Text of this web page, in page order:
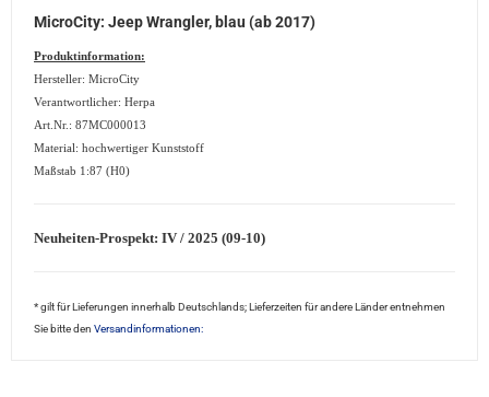
MicroCity: Jeep Wrangler, blau (ab 2017)
Produktinformation:
Hersteller: MicroCity
Verantwortlicher: Herpa
Art.Nr.: 87MC000013
Material: hochwertiger Kunststoff
Maßstab 1:87 (H0)
Neuheiten-Prospekt: IV / 2025 (09-10)
* gilt für Lieferungen innerhalb Deutschlands; Lieferzeiten für andere Länder entnehmen
Sie bitte den Versandinformationen: